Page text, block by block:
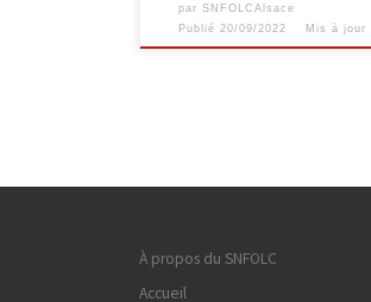
parSNFOLCAlsace
Publié 20/09/2022 Mis à jour
À propos du SNFOLC
Accueil